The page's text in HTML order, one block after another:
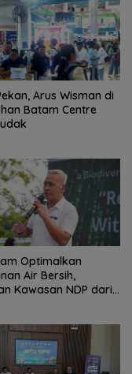
Arus Wisman di
Batam Centre
Optimalkan
Air Bersih,
Kawasan NDP dari